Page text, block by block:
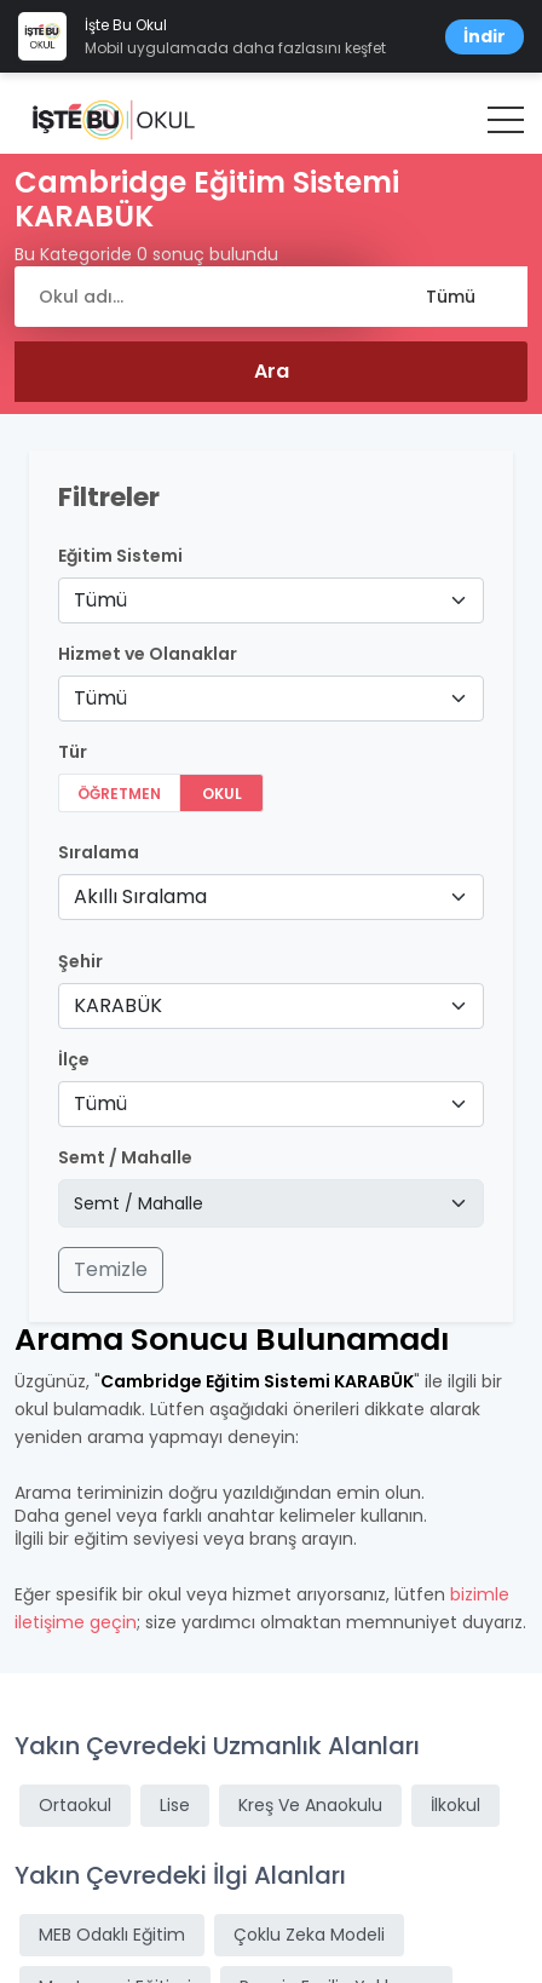
İşte Bu Okul
Mobil uygulamada daha fazlasını keşfet
İndir
Cambridge Eğitim Sistemi
KARABÜK
Bu Kategoride 0 sonuç bulundu
Filtreler
Eğitim Sistemi
Tümü
Hizmet ve Olanaklar
Tümü
Tür
ÖĞRETMEN OKUL
Sıralama
Akıllı Sıralama
Şehir
KARABÜK
İlçe
Tümü
Semt / Mahalle
Temizle
Arama Sonucu Bulunamadı
Üzgünüz, "Cambridge Eğitim Sistemi KARABÜK" ile ilgili bir
okul bulamadık. Lütfen aşağıdaki önerileri dikkate alarak
yeniden arama yapmayı deneyin:
Arama teriminizin doğru yazıldığından emin olun.
Daha genel veya farklı anahtar kelimeler kullanın.
İlgili bir eğitim seviyesi veya branş arayın.
Eğer spesifik bir okul veya hizmet arıyorsanız, lütfen bizimle
iletişime geçin; size yardımcı olmaktan memnuniyet duyarız.
Yakın Çevredeki Uzmanlık Alanları
Ortaokul Lise Kreş Ve Anaokulu İlkokul
Yakın Çevredeki İlgi Alanları
MEB Odaklı Eğitim Çoklu Zeka Modeli